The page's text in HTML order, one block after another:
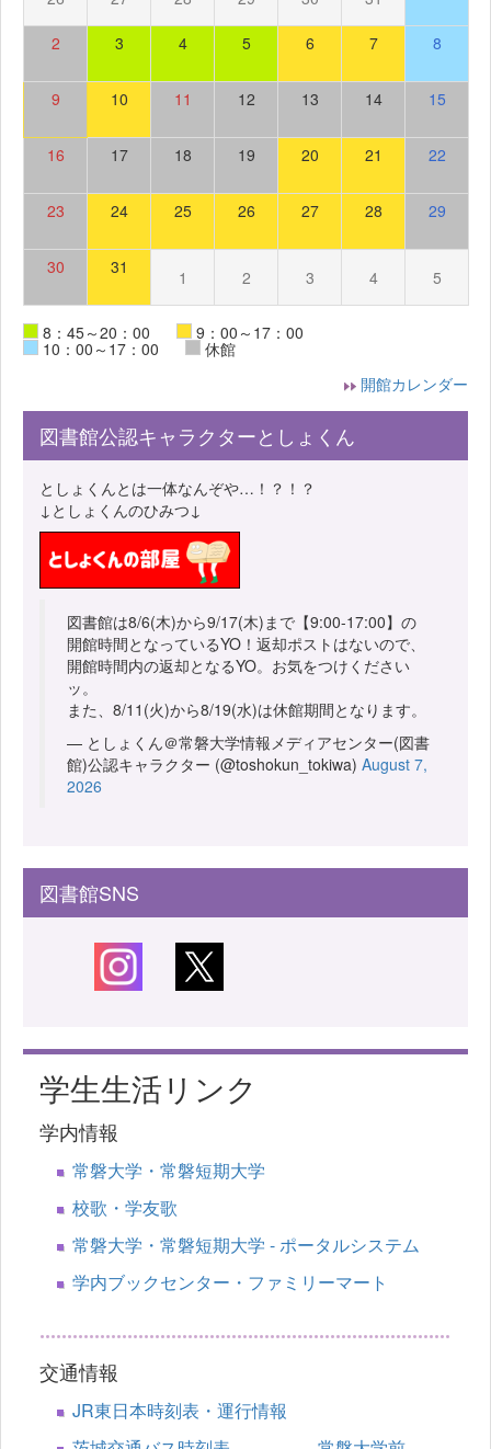
2 3 4 5 6 7 8
9 10 11 12 13 14 15
16 17 18 19 20 21 22
23 24 25 26 27 28 29
30 31 1 2 3 4 5
8：45～20：00 9：00～17：00
10：00～17：00
休館
開館カレンダー
図書館公認キャラクターとしょくん
としょくんとは一体なんぞや…！？！？
↓としょくんのひみつ↓
図書館は8/6(木)から9/17(木)まで【9:00-17:00】の
開館時間となっているYO！返却ポストはないので、
開館時間内の返却となるYO。お気をつけください
ッ。
また、8/11(火)から8/19(水)は休館期間となります。
— としょくん＠常磐大学情報メディアセンター(図書
館)公認キャラクター (@toshokun_tokiwa) August 7,
2026
図書館SNS
学生生活リンク
学内情報
常磐大学・常磐短期大学
校歌・学友歌
常磐大学・常磐短期大学 - ポータルシステム
学内ブックセンター・ファミリーマート
交通情報
JR東日本時刻表・運行情報